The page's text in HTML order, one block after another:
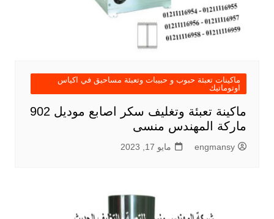
ماكينات تعبئة حبوب و حبيبات وتعبئة مساحيق في اكياس
اوتوماتيك
ماكينة تعبئة وتغليف سكر اصابع موديل 902
ماركة المهندس منسى
engmansy مايو 17, 2023